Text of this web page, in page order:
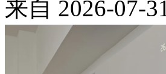
来自 2026-07-31